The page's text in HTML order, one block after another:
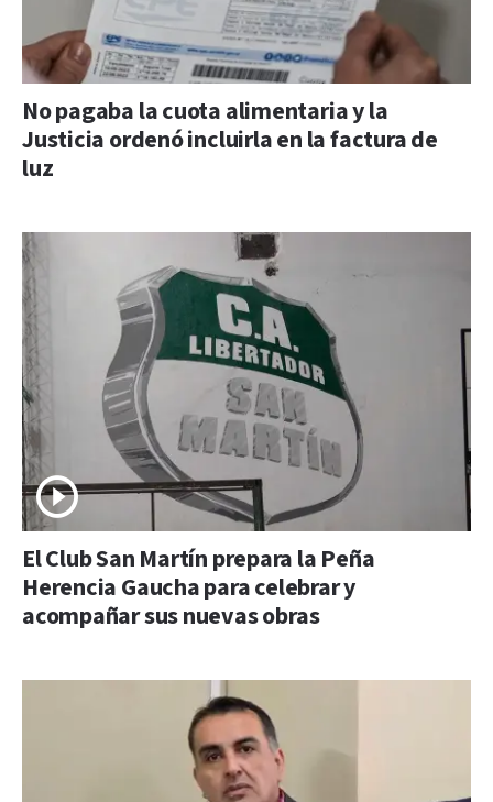
No pagaba la cuota alimentaria y la
Justicia ordenó incluirla en la factura de
luz
El Club San Martín prepara la Peña
Herencia Gaucha para celebrar y
acompañar sus nuevas obras